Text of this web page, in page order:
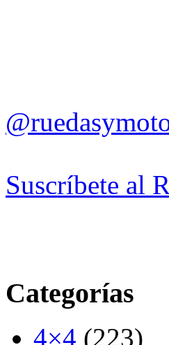
Suscríbete al
Categorías
4×4 (223)